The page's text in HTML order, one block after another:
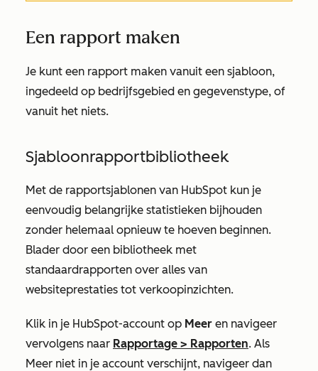
Een rapport maken
Je kunt een rapport maken vanuit een sjabloon,
ingedeeld op bedrijfsgebied en gegevenstype, of
vanuit het niets.
Sjabloonrapportbibliotheek
Met de rapportsjablonen van HubSpot kun je
eenvoudig belangrijke statistieken bijhouden
zonder helemaal opnieuw te hoeven beginnen.
Blader door een bibliotheek met
standaardrapporten over alles van
websiteprestaties tot verkoopinzichten.
Klik in je HubSpot-account op Meer en navigeer
vervolgens naar Rapportage > Rapporten. Als
Meer niet in je account verschijnt, navigeer dan